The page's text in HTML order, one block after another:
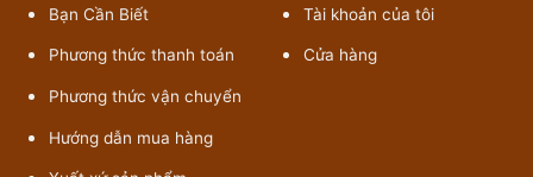
Bạn Cần Biết
Phương thức thanh toán
Phương thức vận chuyển
Hướng dẫn mua hàng
Tài khoản của tôi
Cửa hàng